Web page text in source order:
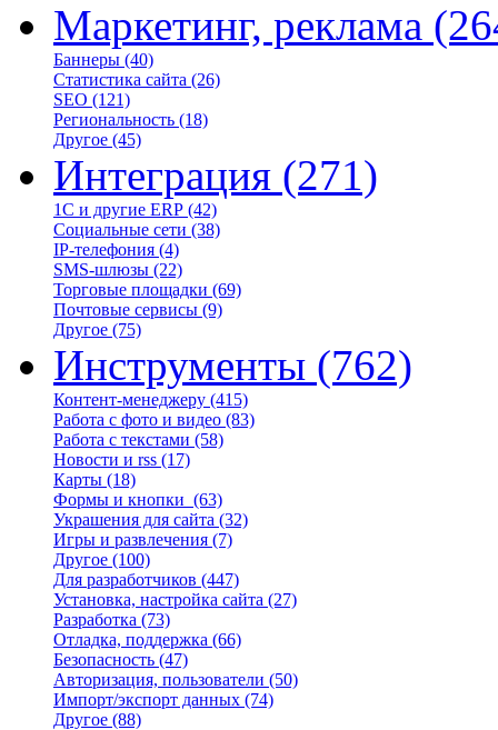
Маркетинг, реклама
Баннеры (40)
Статистика сайта (26)
SEO (121)
Региональность (18)
Другое (45)
Интеграция (271)
1С и другие ERP (42)
Социальные сети (38)
IP-телефония (4)
SMS-шлюзы (22)
Торговые площадки (69)
Почтовые сервисы (9)
Другое (75)
Инструменты (762)
Контент-менеджеру (415)
Работа с фото и видео (83)
Работа с текстами (58)
Новости и rss (17)
Карты (18)
Формы и кнопки (63)
Украшения для сайта (32)
Игры и развлечения (7)
Другое (100)
Для разработчиков (447)
Установка, настройка сайта (27)
Разработка (73)
Отладка, поддержка (66)
Безопасность (47)
Авторизация, пользователи (50)
Импорт/экспорт данных (74)
Другое (88)